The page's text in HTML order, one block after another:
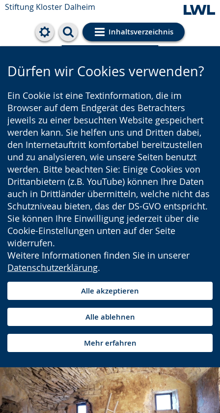
Stiftung Kloster Dalheim
Inhaltsverzeichnis
Cookie-Einstellungen
Dürfen wir Cookies verwenden?
Ein Cookie ist eine Textinformation, die im
Browser auf dem Endgerät des Betrachters
jeweils zu einer besuchten Website gespeichert
werden kann. Sie helfen uns und Dritten dabei,
den Internetauftritt komfortabel bereitzustellen
und zu analysieren, wie unsere Seiten benutzt
werden. Bitte beachten Sie: Einige Cookies von
Drittanbietern (z.B. YouTube) können Ihre Daten
auch in Drittländer übermitteln, welche nicht das
Schutzniveau bieten, das der DS-GVO entspricht.
Sie können Ihre Einwilligung jederzeit über die
Cookie-Einstellungen unten auf der Seite
widerrufen.
Weitere Informationen finden Sie in unserer
Datenschutzerklärung.
Alle akzeptieren
Alle ablehnen
Mehr erfahren